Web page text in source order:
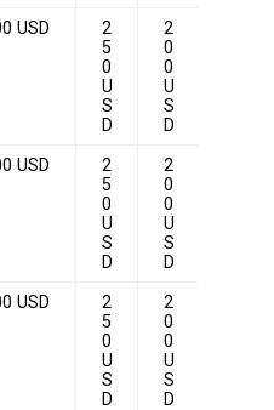
USD
2
5
0
U
S
D
2
0
0
U
S
D
USD
2
5
0
U
S
D
2
0
0
U
S
D
USD
2
5
0
U
S
D
2
0
0
U
S
D